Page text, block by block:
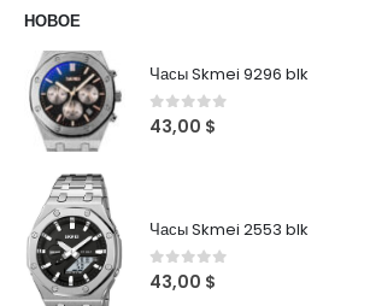
НОВОЕ
Часы Skmei 9296 blk
0 out of 5
43,00 $
Часы Skmei 2553 blk
0 out of 5
43,00 $